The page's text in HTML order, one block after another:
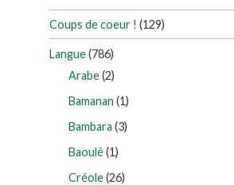
Coups de coeur ! (129)
Langue(786)
Arabe(2)
Bamanan (1)
Bambara (3)
Baoulé(1)
Créole(26)